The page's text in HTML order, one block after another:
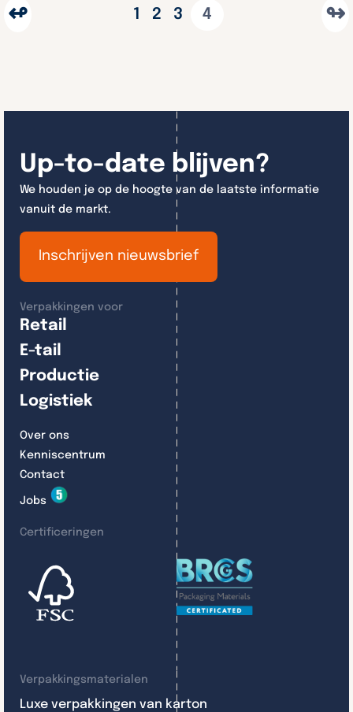
↫ 1 2 3 4 ↬
Up-to-date blijven?
We houden je op de hoogte van de laatste informatie
vanuit de markt.
Inschrijven nieuwsbrief
Verpakkingen voor
Retail
E-tail
Productie
Logistiek
Over ons
Kenniscentrum
Contact
Jobs
Certificeringen
Verpakkingsmaterialen
Luxe verpakkingen van karton